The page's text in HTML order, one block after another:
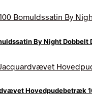
By Night
Hovedpudebetræk